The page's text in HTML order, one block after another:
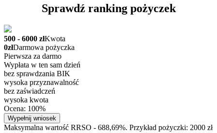
Sprawdź ranking pożyczek
500 - 6000 złKwota
0złDarmowa pożyczka
Pierwsza za darmo
Wypłata w ten sam dzień
bez sprawdzania BIK
wysoka przyznawalność
bez zaświadczeń
wysoka kwota
Ocena: 100%
Wypełnij wniosek
Maksymalna wartość RRSO - 688,69%. Przykład pożyczki: 2000 zł